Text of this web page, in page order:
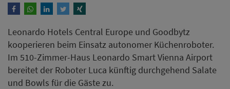
Leonardo Hotels Central Europe und Goodbytz
kooperieren beim Einsatz autonomer Küchenroboter.
Im 510-Zimmer-Haus Leonardo Smart Vienna Airport
bereitet der Roboter Luca künftig durchgehend Salate
und Bowls für die Gäste zu.